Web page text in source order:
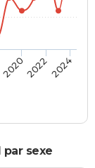
202020222024
par sexe